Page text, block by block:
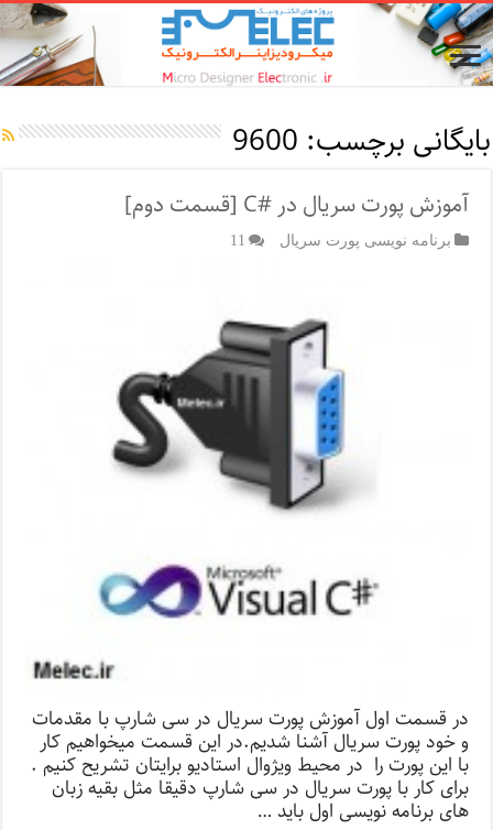
بایگانی برچسب: 9600
آموزش پورت سریال در #C [قسمت دوم]
برنامه نویسی پورت سریال 11
در قسمت اول آموزش پورت سریال در سی شارپ با مقدمات
و خود پورت سریال آشنا شدیم.در این قسمت میخواهیم کار
با این پورت را در محیط ویژوال استادیو برایتان تشریح کنیم .
برای کار با پورت سریال در سی شارپ دقیقا مثل بقیه زبان
های برنامه نویسی اول باید …